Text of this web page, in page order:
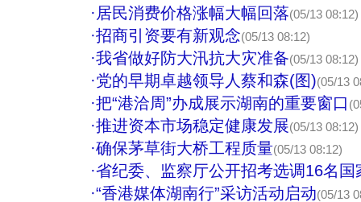
· 居民消费价格涨幅大幅回落(05/13 08:12)
·招商引资要有新观念(05/13 08:12)
·我省做好防大汛抗大灾准备(05/13 08:12)
·党的早期卓越领导人蔡和森(图)(05/13
·把“港洽周”办成展示湖南的重要窗口
·推进资本市场稳定健康发展(05/13 08:12)
·确保茅草街大桥工程质量(05/13 08:12)
·省纪委、监察厅公开招考选调16名国
·“香港媒体湖南行”采访活动启动(05/13